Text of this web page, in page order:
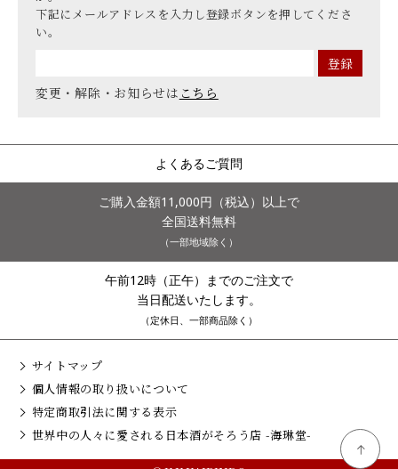
下記にメールアドレスを入力し登録ボタンを押してくださ
い。
変更・解除・お知らせは こちら
よくあるご質問
ご購入金額11,000円（税込）以上で
全国送料無料
（一部地域除く）
午前12時（正午）までのご注文で
当日配送いたします。
（定休日、一部商品除く）
サイトマップ
個人情報の取り扱いについて
特定商取引法に関する表示
世界中の人々に愛される日本酒がそろう店 -海琳堂-